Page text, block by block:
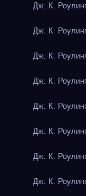
Дж. К.
Дж. К.
Дж. К.
Дж. К.
Дж. К.
Дж. К.
Дж. К.
Дж. К.